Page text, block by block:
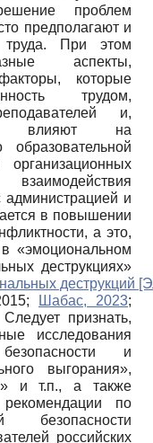
проблем
предполагают и
труда. При этом
аспекты,
которые
трудом,
и,
влияют на
образовательной
администрацией и
в повышении
а это,
«эмоциональном
деструкциях»
деструкций
; Шабас, 2023;
признать,
исследования
и
выгорания»,
и т.п., а также
по
безопасности
российских